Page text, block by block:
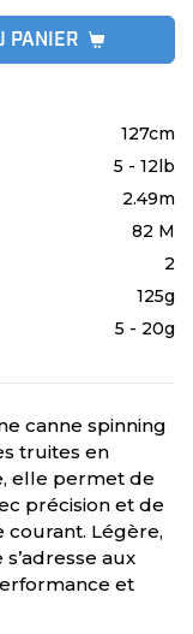
PANIER
127cm
5 - 12lb
2.49m
82 M
2
125g
5 - 20g
canne spinning
truites en
elle permet de
précision et de
Légère,
aux
et